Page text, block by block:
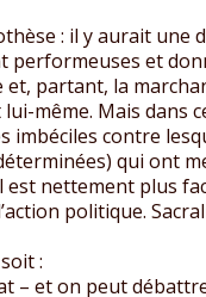
: il y aurait une
performeuses et
et, partant, la
lui-même. Mais dans
imbéciles contre
qui ont
est nettement plus
politique.
:
– et on peut